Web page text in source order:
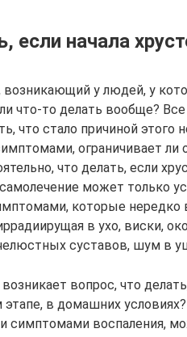
если начала
у людей, у
что-то делать вообще?
что стало причиной этого
ограничивает
что делать, если
самолечение может только
которые нередко
в ухо, виски,
суставов, шум в
вопрос, что
этапе, в домашних
симптомами воспаления,